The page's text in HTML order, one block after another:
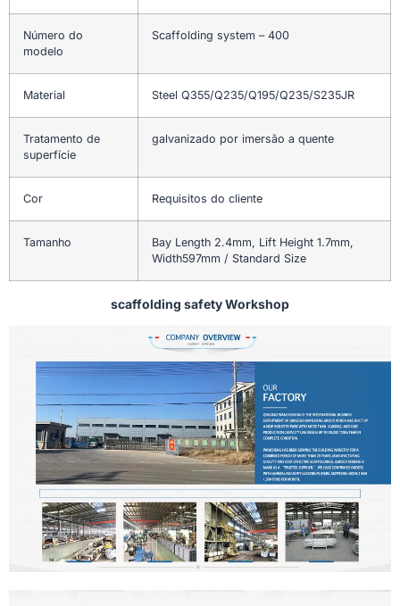
Número do
modelo
Scaffolding system – 400
Material Steel Q355/Q235/Q195/Q235/S235JR
Tratamento de
superfície
galvanizado por imersão a quente
Cor Requisitos do cliente
Tamanho
Bay Length 2.4mm, Lift Height 1.7mm,
Width597mm / Standard Size
scaffolding safety Workshop